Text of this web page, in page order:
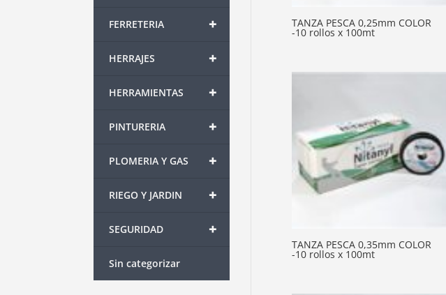
TANZA PESCA 0,25mm COLOR
-10 rollos x 100mt
TANZA PESCA 0,35mm COLOR
-10 rollos x 100mt
+
FERRETERIA
+
HERRAJES
+
HERRAMIENTAS
+
PINTURERIA
+
PLOMERIA Y GAS
+
RIEGO Y JARDIN
+
SEGURIDAD
Sin categorizar